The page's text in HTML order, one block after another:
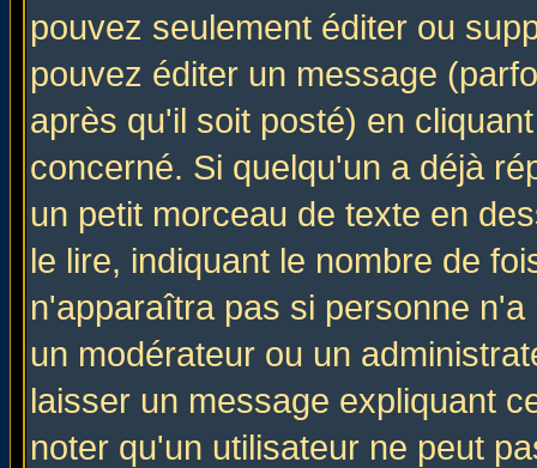
pouvez seulement éditer ou
pouvez éditer un message
après qu'il soit posté) en
concerné. Si quelqu'un a déjà
un petit morceau de texte en
le lire, indiquant le nombre de
n'apparaîtra pas si personne
un modérateur ou un
laisser un message expliquant
noter qu'un utilisateur ne peut